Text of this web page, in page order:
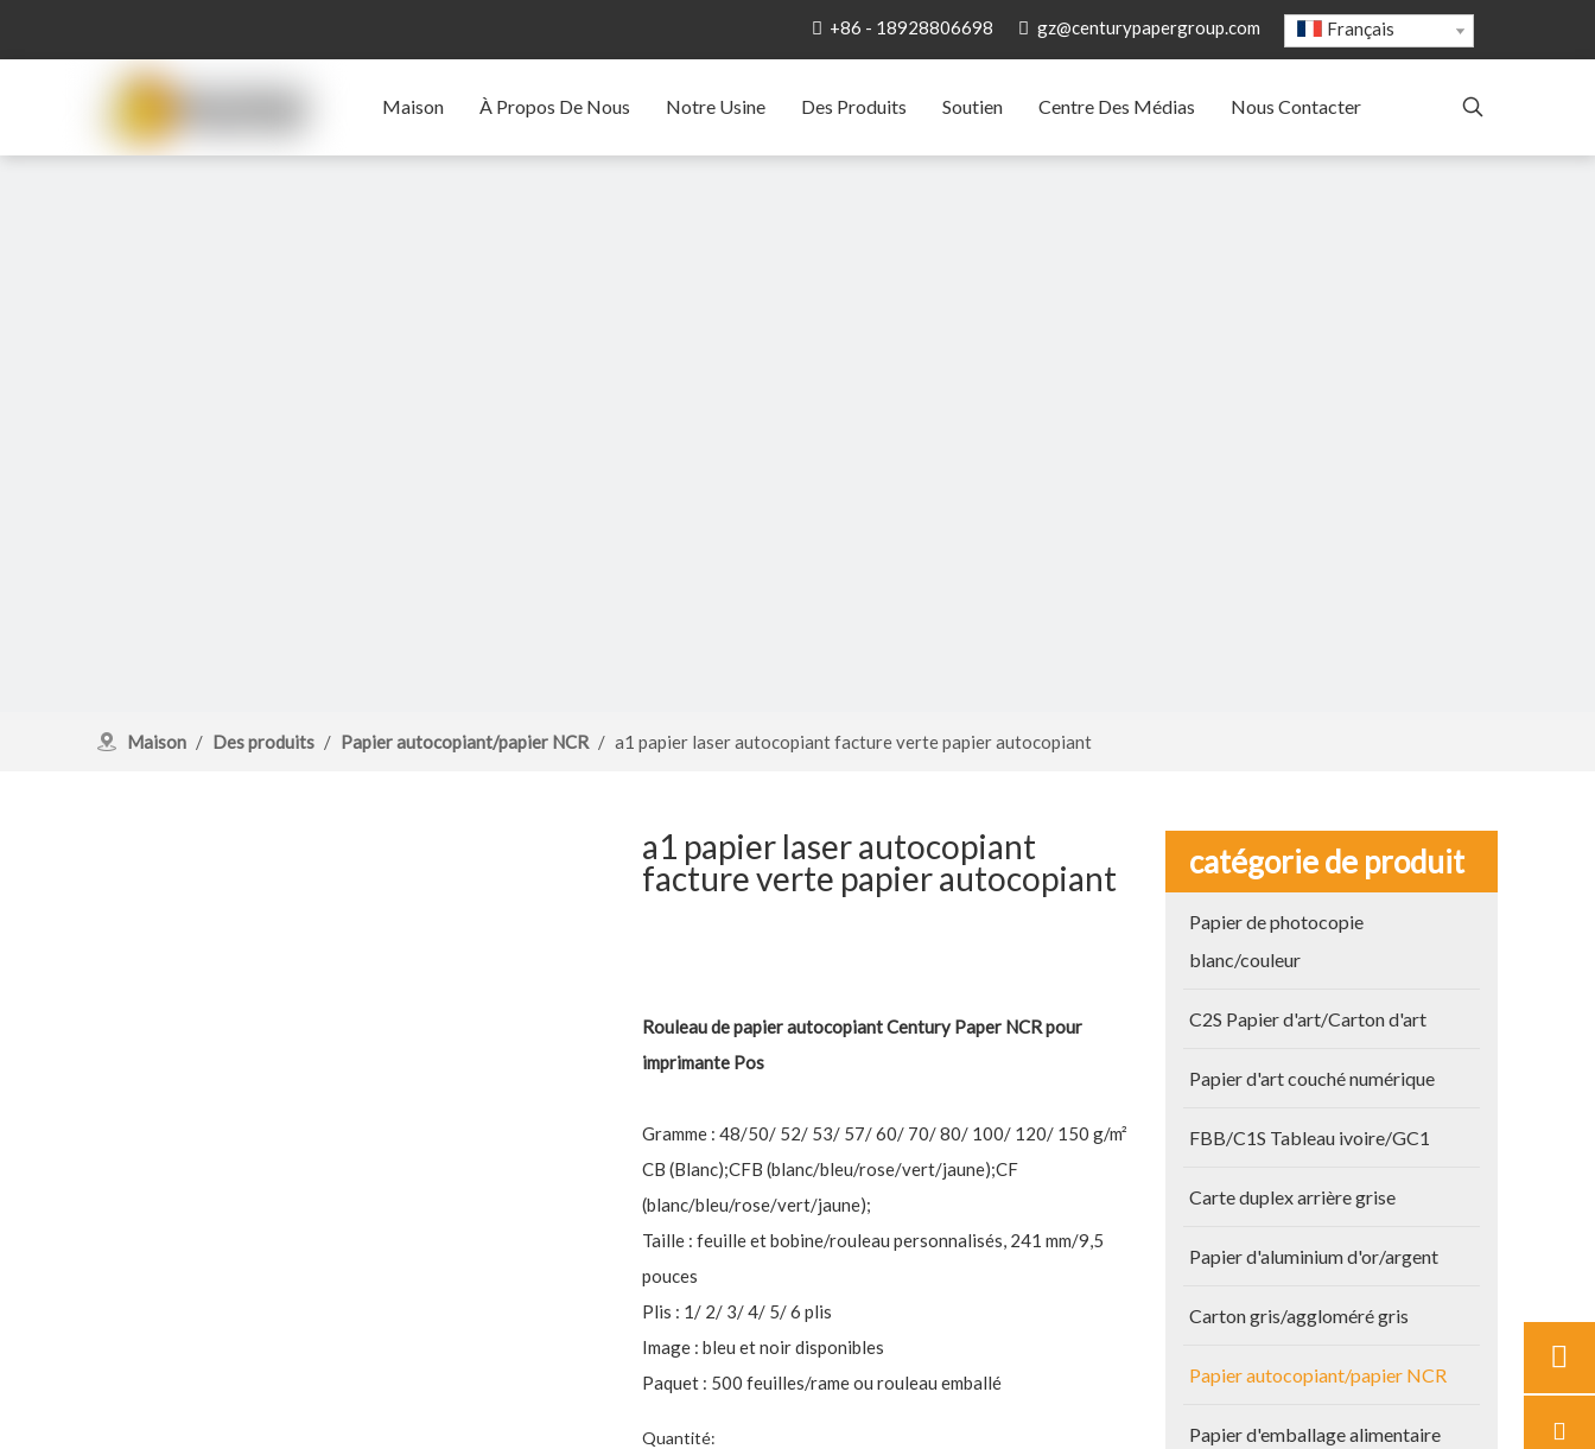
 +86 - 18928806698  gz@centurypapergroup.com Français
Maison À Propos De Nous Notre Usine Des Produits Soutien Centre Des Médias Nous Contacter
Maison / Des produits / Papier autocopiant/papier NCR / a1 papier laser autocopiant facture verte papier autocopiant
a1 papier laser autocopiant
facture verte papier autocopiant
Rouleau de papier autocopiant Century Paper NCR pour
imprimante Pos
Gramme : 48/50/ 52/ 53/ 57/ 60/ 70/ 80/ 100/ 120/ 150 g/m²
CB (Blanc);CFB (blanc/bleu/rose/vert/jaune);CF
(blanc/bleu/rose/vert/jaune);
Taille : feuille et bobine/rouleau personnalisés, 241 mm/9,5
pouces
Plis : 1/ 2/ 3/ 4/ 5/ 6 plis
Image : bleu et noir disponibles
Paquet : 500 feuilles/rame ou rouleau emballé
Quantité:
catégorie de produit
Papier de photocopie
blanc/couleur
C2S Papier d'art/Carton d'art
Papier d'art couché numérique
FBB/C1S Tableau ivoire/GC1
Carte duplex arrière grise
Papier d'aluminium d'or/argent
Carton gris/aggloméré gris
Papier autocopiant/papier NCR
Papier d'emballage alimentaire